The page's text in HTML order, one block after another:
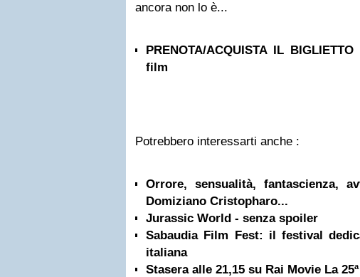
ancora non lo è...
PRENOTA/ACQUISTA IL
film
Potrebbero interessarti anche :
Orrore, sensualità, fantascienza,
Domiziano Cristopharo...
Jurassic World - senza spoiler
Sabaudia Film Fest: il festival
italiana
Stasera alle 21,15 su Rai Movie La